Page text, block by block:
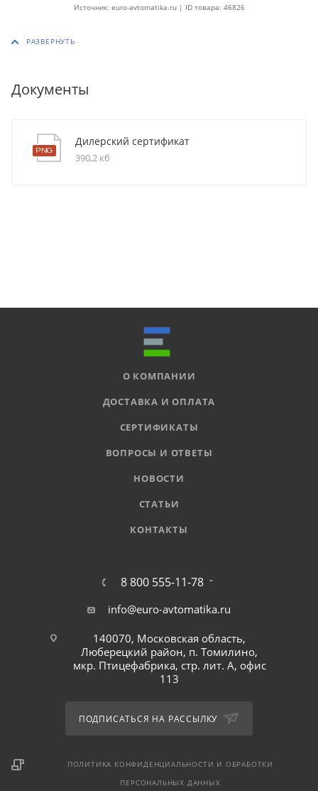
Источник: euro-avtomatika.ru | ID товара: 46826
Документы
Дилерский сертификат
390,2 кб
О КОМПАНИИ
ДОСТАВКА И ОПЛАТА
СЕРТИФИКАТЫ
ВОПРОСЫ И ОТВЕТЫ
НОВОСТИ
СТАТЬИ
КОНТАКТЫ
8 800 555-11-78
info@euro-avtomatika.ru
140070, Московская область,
Люберецкий район, п. Томилино,
мкр. Птицефабрика, стр. лит. А, офис
113
ПОДПИСАТЬСЯ НА РАССЫЛКУ
ПОЛИТИКА КОНФИДЕНЦИАЛЬНОСТИ И ОБРАБОТКИ
ПЕРСОНАЛЬНЫХ ДАННЫХ